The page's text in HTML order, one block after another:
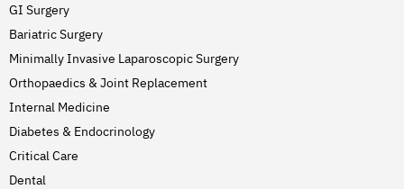
GI Surgery
Bariatric Surgery
Minimally Invasive Laparoscopic Surgery
Orthopaedics & Joint Replacement
Internal Medicine
Diabetes & Endocrinology
Critical Care
Dental